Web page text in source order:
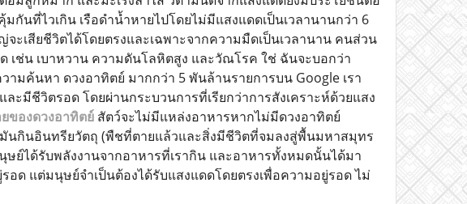
นที่ไวเกิน เรือดำน้ำหายไปโดยไม่มีแสงแดดเป็นเวลานานกว่า 6
ะเสียชีวิตได้โดยตรงและเฉพาะจากความมืดเป็นเวลานาน คนส่วน
เช่น เบาหวาน ความดันโลหิตสูง และวัณโรค ใช่ ฉันจะบอกว่า
มค้นหา ดวงอาทิตย์ มากกว่า 5 พันล้านรายการบน Google เรา
มีชีวิตรอด โดยผ่านกระบวนการที่เรียกว่าการสังเคราะห์ด้วยแสง
ของดวงอาทิตย์สัตว์จะไม่มีแหล่งอาหารหากไม่มีดวงอาทิตย์
นกินอินทรียวัตถุ (พืชที่ตายแล้วและสิ่งมีชีวิตที่จมลงสู่พื้นมหาสมุทร
ย์ได้รับพลังงานจากอาหารที่เรากิน และอาหารทั้งหมดนั้นได้มา
อด แต่มนุษย์จำเป็นต้องได้รับแสงแดดโดยตรงเพื่อความอยู่รอด ไม่